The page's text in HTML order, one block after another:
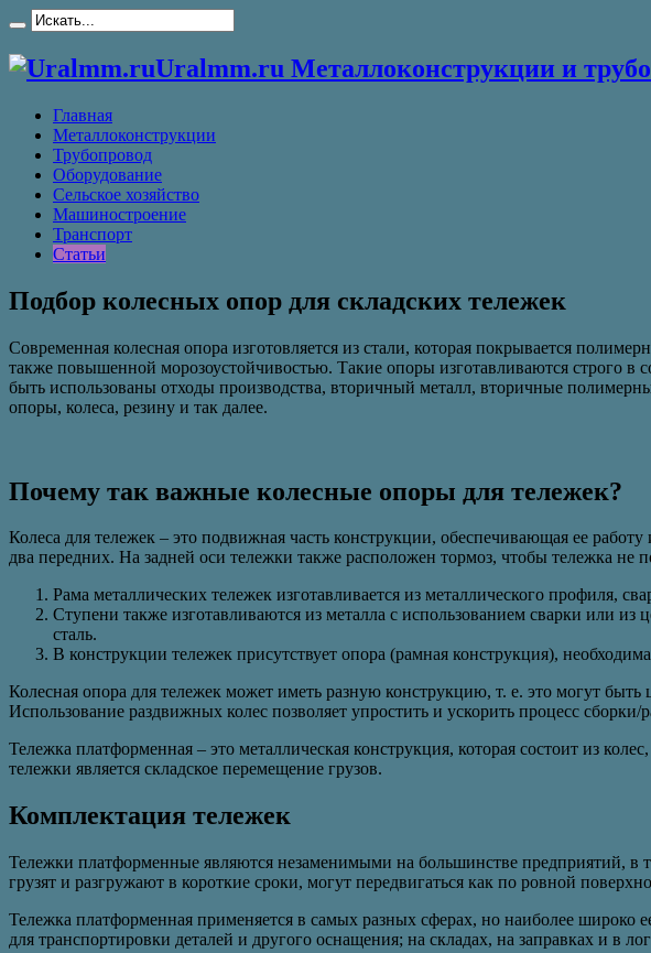
Uralmm.ru Металлоконструкции и
Главная
Металлоконструкции
Трубопровод
Оборудование
Сельское хозяйство
Машиностроение
Транспорт
Статьи
Подбор колесных опор для складских тележек
Современная колесная опора изготовляется из стали, которая покрывается
также повышенной морозоустойчивостью. Такие опоры изготавливаются строго в
быть использованы отходы производства, вторичный металл, вторичные
опоры, колеса, резину и так далее.
Почему так важные колесные опоры для тележек?
Колеса для тележек – это подвижная часть конструкции, обеспечивающая ее
два передних. На задней оси тележки также расположен тормоз, чтобы тележка не
Рама металлических тележек изготавливается из металлического профиля,
Ступени также изготавливаются из металла с использованием сварки или
сталь.
В конструкции тележек присутствует опора (рамная конструкция),
Колесная опора для тележек может иметь разную конструкцию, т. е. это могут
Использование раздвижных колес позволяет упростить и ускорить процесс сборки/
Тележка платформенная – это металлическая конструкция, которая состоит из
тележки является складское перемещение грузов.
Комплектация тележек
Тележки платформенные являются незаменимыми на большинстве предприятий,
грузят и разгружают в короткие сроки, могут передвигаться как по ровной
Тележка платформенная применяется в самых разных сферах, но наиболее
для транспортировки деталей и другого оснащения; на складах, на заправках и в